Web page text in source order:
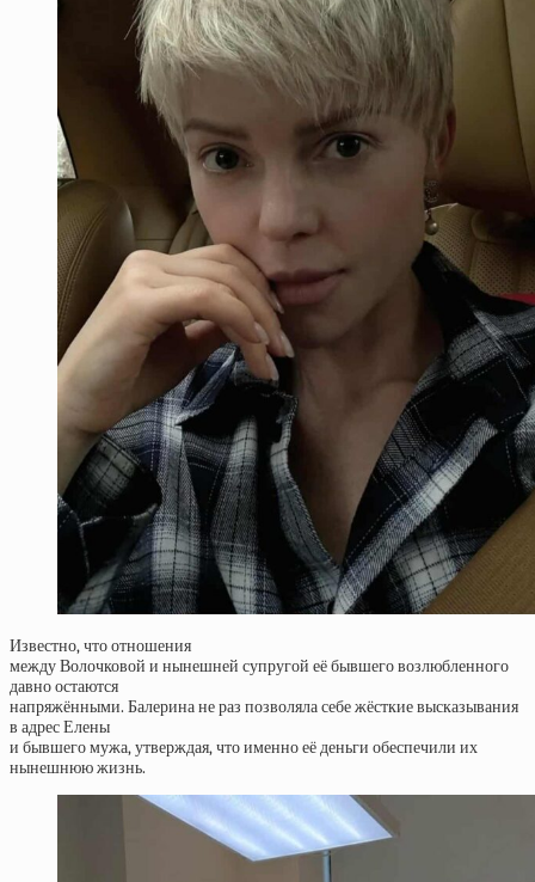
Известно, что отношения
между Волочковой и нынешней супругой её бывшего возлюбленного
давно остаются
напряжёнными. Балерина не раз позволяла себе жёсткие высказывания
в адрес Елены
и бывшего мужа, утверждая, что именно её деньги обеспечили их
нынешнюю жизнь.